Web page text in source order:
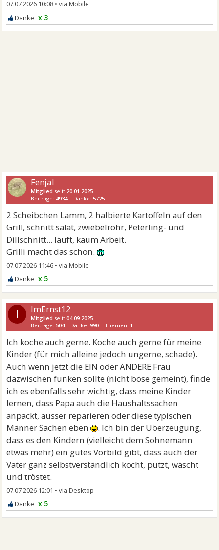
07.07.2026 10:08 •
x 3
Fenjal
Mitglied seit: 20.01.2025
Beiträge: 4934 Danke: 5725
2 Scheibchen Lamm, 2 halbierte Kartoffeln auf den
Grill, schnitt salat, zwiebelrohr, Peterling- und
Dillschnitt... läuft, kaum Arbeit.
Grilli macht das schon.
07.07.2026 11:46 •
x 5
I ImErnst12
Mitglied seit:04.09.2025
Beiträge: 504 Danke:990 Themen: 1
Ich koche auch gerne. Koche auch gerne für meine
Kinder (für mich alleine jedoch ungerne, schade).
Auch wenn jetzt die EIN oder ANDERE Frau
dazwischen funken sollte (nicht böse gemeint), finde
ich es ebenfalls sehr wichtig, dass meine Kinder
lernen, dass Papa auch die Haushaltssachen
anpackt, ausser reparieren oder diese typischen
Männer Sachen eben
. Ich bin der Überzeugung,
dass es den Kindern (vielleicht dem Sohnemann
etwas mehr) ein gutes Vorbild gibt, dass auch der
Vater ganz selbstverständlich kocht, putzt, wäscht
und tröstet.
07.07.2026 12:01 •
x 5